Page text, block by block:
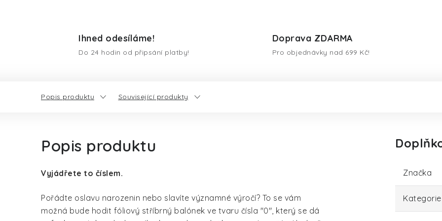
Ihned odesíláme!
Do 24 hodin od připsání platby!
Doprava ZDARMA
Pro objednávky nad 699 Kč!
Popis produktu Související produkty
Popis produktu
Vyjádřete to číslem.
Pořádte oslavu narozenin nebo slavíte významné výročí? To se vám
možná bude hodit fóliový stříbrný balónek ve tvaru čísla "0", který se dá
Značka
Kategorie